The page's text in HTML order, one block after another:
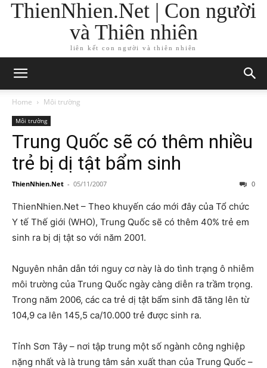
ThienNhien.Net | Con người
và Thiên nhiên
liên kết con người và thiên nhiên
Home Môi trường
Môi trường
Trung Quốc sẽ có thêm nhiều
trẻ bị dị tật bẩm sinh
ThienNhien.Net - 05/11/2007 0
ThienNhien.Net – Theo khuyến cáo mới đây của Tổ chức
Y tế Thế giới (WHO), Trung Quốc sẽ có thêm 40% trẻ em
sinh ra bị dị tật so với năm 2001.
Nguyên nhân dẫn tới nguy cơ này là do tình trạng ô nhiễm
môi trường của Trung Quốc ngày càng diễn ra trầm trọng.
Trong năm 2006, các ca trẻ dị tật bẩm sinh đã tăng lên từ
104,9 ca lên 145,5 ca/10.000 trẻ được sinh ra.
Tỉnh Sơn Tây – nơi tập trung một số ngành công nghiệp
nặng nhất và là trung tâm sản xuất than của Trung Quốc –